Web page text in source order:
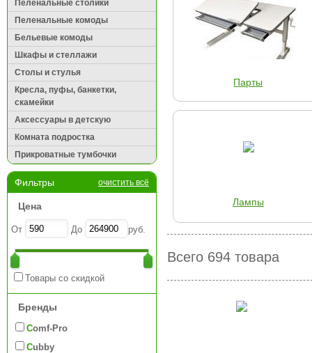
Пеленальные столики
Пеленальные комоды
Бельевые комоды
Шкафы и стеллажи
Столы и стулья
Кресла, пуфы, банкетки,
скамейки
Аксессуары в детскую
Комната подростка
Прикроватные тумбочки
Фильтры очистить всё
Цена
От До руб.
Товары со скидкой
Бренды
Comf-Pro
Cubby
Парты
Лампы
Всего 694 товара